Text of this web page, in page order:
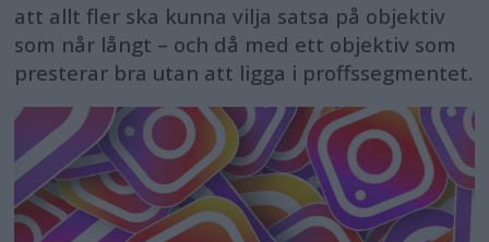
att allt fler ska kunna vilja satsa på objektiv
som når långt – och då med ett objektiv som
presterar bra utan att ligga i proffssegmentet.